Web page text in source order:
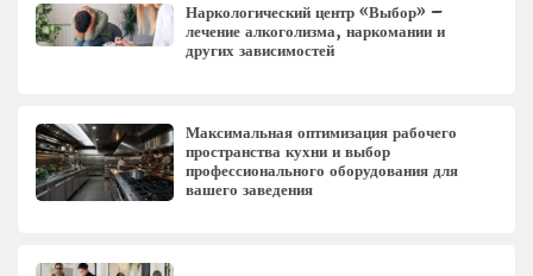
Наркологический центр «Выбор» –
лечение алкоголизма, наркомании и
других зависимостей
Максимальная оптимизация рабочего
пространства кухни и выбор
профессионального оборудования для
вашего заведения